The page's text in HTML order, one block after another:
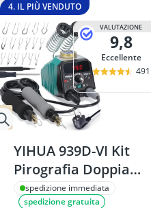
4. IL PIÙ VENDUTO
VALUTAZIONE
9,8
Eccellente
491
YIHUA 939D-VI Kit
Pirografia Doppia
Penna con 20 Punte
spedizione immediata
spedizione gratuita